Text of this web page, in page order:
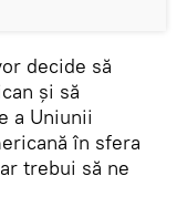
decide să
și să
a Uniunii
în sfera
trebui să ne